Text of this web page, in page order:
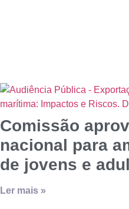
Comissão
nacional para
de jovens e
Ler mais »